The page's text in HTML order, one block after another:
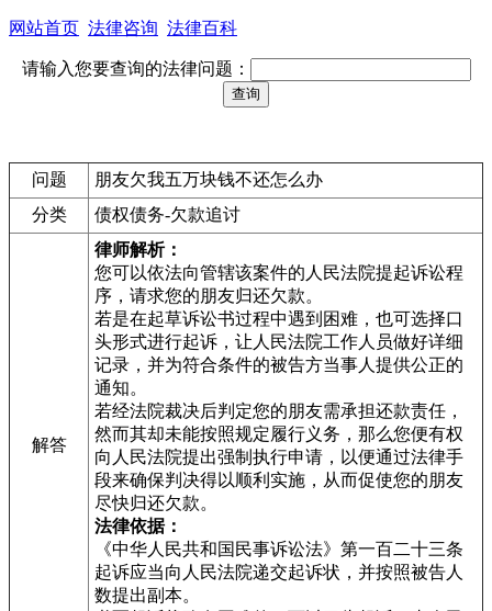
网站首页 法律咨询 法律百科
请输入您要查询的法律问题：
问题
朋友欠我五万块钱不还怎么办
分类
债权债务-欠款追讨
解答
律师解析：
您可以依法向管辖该案件的人民法院提起诉讼程
序，请求您的朋友归还欠款。
若是在起草诉讼书过程中遇到困难，也可选择口
头形式进行起诉，让人民法院工作人员做好详细
记录，并为符合条件的被告方当事人提供公正的
通知。
若经法院裁决后判定您的朋友需承担还款责任，
然而其却未能按照规定履行义务，那么您便有权
向人民法院提出强制执行申请，以便通过法律手
段来确保判决得以顺利实施，从而促使您的朋友
尽快归还欠款。
法律依据：
《中华人民共和国民事诉讼法》第一百二十三条
起诉应当向人民法院递交起诉状，并按照被告人
数提出副本。